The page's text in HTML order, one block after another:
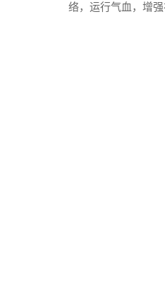
络，运行气血，增